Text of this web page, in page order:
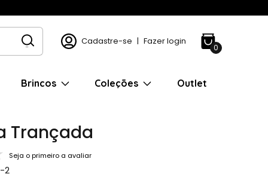
Cadastre-se | Fazer login
0
Brincos Coleções Outlet
Trançada
Seja o primeiro a avaliar
2